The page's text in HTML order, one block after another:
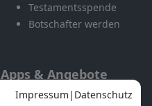
Testamentsspende
Botschafter werden
Apps & Angebote